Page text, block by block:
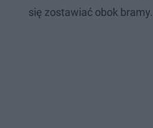
się zostawiać obok bramy.